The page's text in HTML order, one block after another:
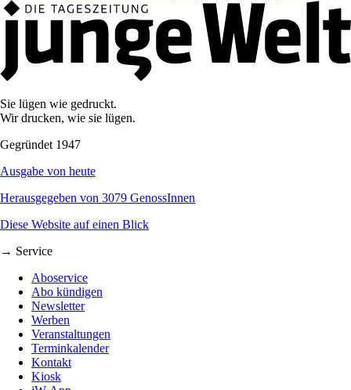
Sie lügen wie gedruckt.
Wir drucken, wie sie lügen.
Gegründet 1947
Ausgabe von heute
Herausgegeben von 3079 GenossInnen
Diese Website auf einen Blick
→ Service
Aboservice
Abo kündigen
Newsletter
Werben
Veranstaltungen
Terminkalender
Kontakt
Kiosk